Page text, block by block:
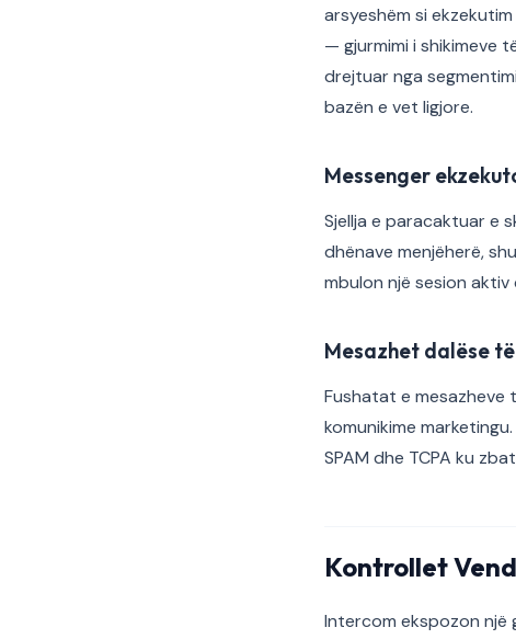
arsyeshëm si
— gjurmimi i shikimeve
drejtuar nga
bazën e vet ligjore.
Messenger
Sjellja e paracaktuar e
dhënave menjëherë,
mbulon një sesion
Mesazhet dalëse
Fushatat e mesazheve
komunikime
SPAM dhe TCPA ku
Kontrollet
Intercom ekspozon një